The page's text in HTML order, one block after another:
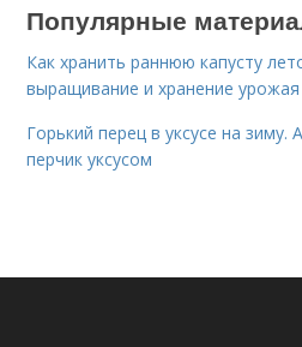
Популярные
Как хранить раннюю капусту
выращивание и хранение урожая
Горький перец в уксусе на зиму.
перчик уксусом